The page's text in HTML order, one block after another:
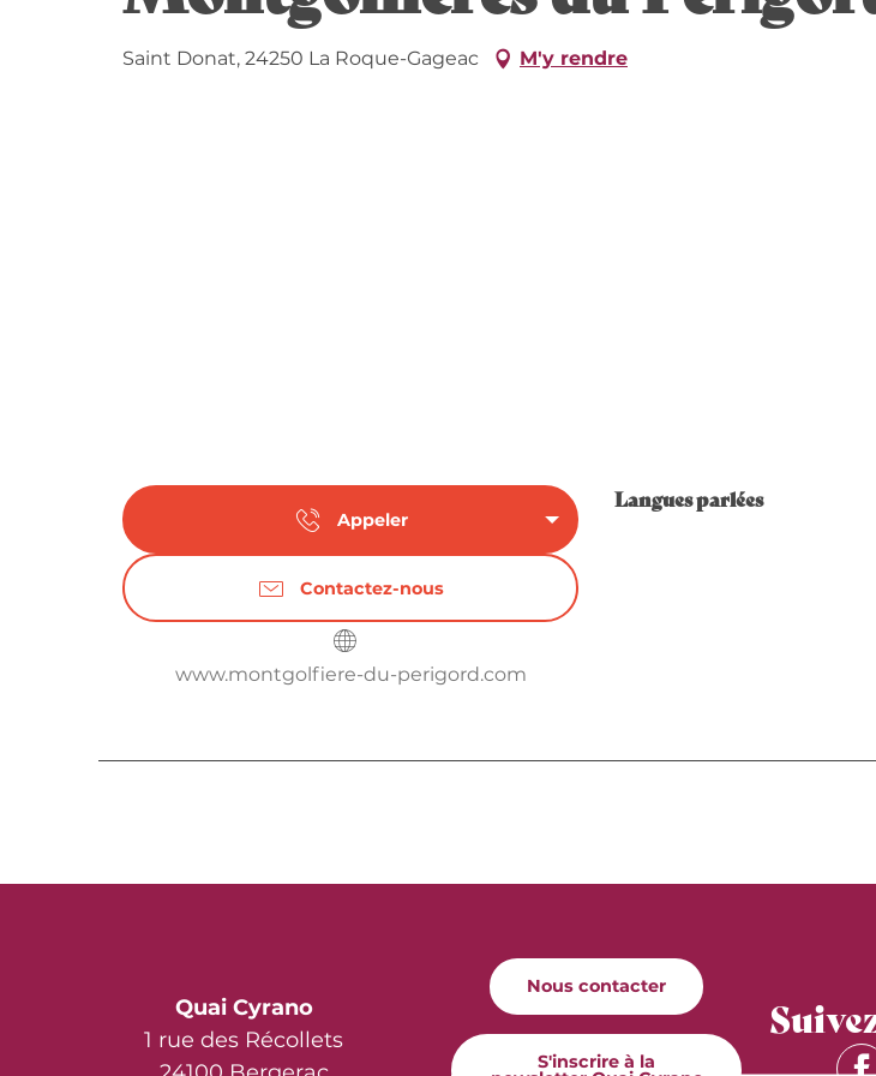
Saint Donat, 24250 La Roque-Gageac M'y rendre
Appeler
Contactez-nous
www.montgolfiere-du-perigord.com
Langues parlées
Langues parlées
Quai Cyrano
1 rue des Récollets
Nous contacter
S'inscrire à la